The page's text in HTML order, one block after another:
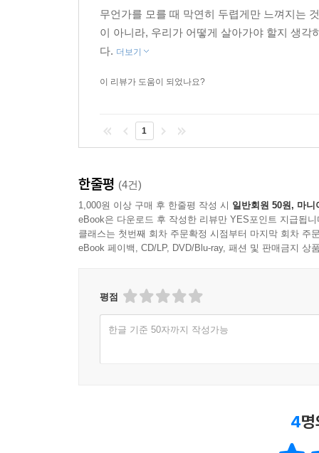
의학의 신세계를 다룬다. 인공지능 기술과 융합
안내한다. 이처럼 저자는 세포에 대한 과학적 탐
이 책이 선보이는 세포의 여정 끝에 독자는 생명
무언가를 모를 때 막연히 두렵게만 느껴지는
이 아니라, 우리가 어떻게 살아가야 할지 생
다. 더보기
이 리뷰가 도움이 되었나요?
1
한줄평 (4건)
1,000원 이상 구매 후 한줄평 작성 시 일반회원 50원, 마니
eBook은 다운로드 후 작성한 리뷰만 YES포인트 지급됩니
클래스는 첫번째 회차 주문확정 시점부터 마지막 회차 주
eBook 페이백, CD/LP, DVD/Blu-ray, 패션 및 판매금지 상
평점
한글 기준 50자까지 작성가능
4